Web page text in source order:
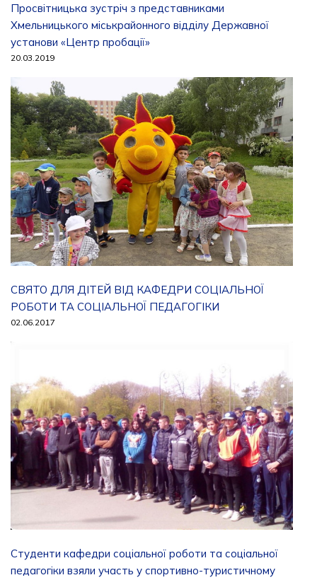
Просвітницька зустріч з представниками
Хмельницького міськрайонного відділу Державної
установи «Центр пробації»
20.03.2019
СВЯТО ДЛЯ ДІТЕЙ ВІД КАФЕДРИ СОЦІАЛЬНОЇ
РОБОТИ ТА СОЦІАЛЬНОЇ ПЕДАГОГІКИ
02.06.2017
Студенти кафедри соціальної роботи та соціальної
педагогіки взяли участь у спортивно-туристичному